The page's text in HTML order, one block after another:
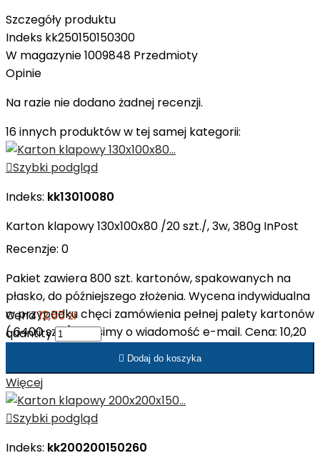
Szczegóły produktu
Indeks kk250150150300
W magazynie1009848 Przedmioty
Opinie
Na razie nie dodano żadnej recenzji.
16 innych produktów w tej samej kategorii:
Szybki podgląd
Indeks: kk13010080
Karton klapowy 130x100x80 /20 szt./, 3w, 380g InPost
Recenzje: 0
Pakiet zawiera 800 szt. kartonów, spakowanych na
płasko, do późniejszego złożenia. Wycena indywidualna
w przypadku chęci zamówienia pełnej palety kartonów
( 6400 szt. ). Prosimy o wiadomość e-mail. Cena: 10,20
Cena12,55 zł
quantity
 Dodaj do koszyka
Więcej
Szybki podgląd
Indeks: kk200200150260